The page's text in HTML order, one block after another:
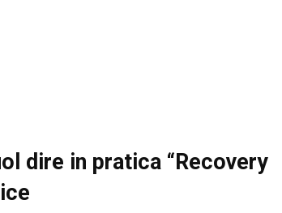
dire in pratica “Recovery